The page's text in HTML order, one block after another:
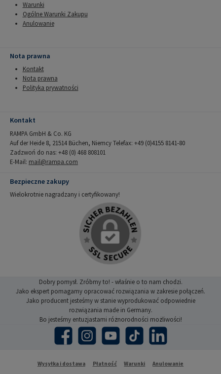
Warunki
Ogólne Warunki Zakupu
Anulowanie
Nota prawna
Kontakt
Nota prawna
Polityka prywatności
Kontakt
RAMPA GmbH & Co. KG
Auf der Heide 8, 21514 Büchen, Niemcy Telefax: +49 (0)4155 8141-80
Zadzwoń do nas: +48 (0) 468 808101
E-Mail: mail@rampa.com
Bezpieczne zakupy
Wielokrotnie nagradzany i certyfikowany!
Dobry pomysł. Zróbmy to! - właśnie o to nam chodzi.
Jako ekspert pomagamy opracować rozwiązania w zakresie połączeń.
Jako producent jesteśmy w stanie wyprodukować odpowiednie
rozwiązania made in Germany.
Bo jesteśmy entuzjastami różnorodności możliwości!
Facebook Instagram YouTube TikTok LinkedIn
Wysyłka i dostawa Płatność Warunki Anulowanie